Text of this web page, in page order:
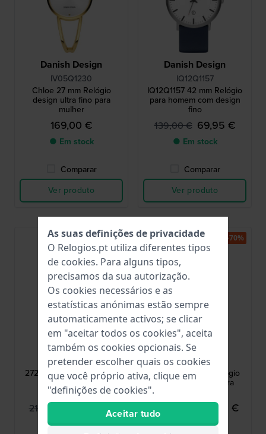
Danish Design
IV05Q1230
Chloe 27 mm Relógio
design ultra fino para
mulher
169,00 €
● Em stock
Comparar
Ver produto
Danish Design
IQ12Q1157
IQ12Q1157 42 mm Relógio
para homem com design
fino
139,00 € 69,95 €
● Em stock
Comparar
Ver produto
Jacob Jensen
JJ272
272 Strata 41 mm Relógio
Design Azul
219,00 € 129,95 €
● Em stock
-40%
Jacob Jensen
JJ562
Sapphire 25 mm Relógio
design prateado para
795,00 € 234,95 €
● Em stock
-70%
As suas definições de privacidade
O Relogios.pt utiliza diferentes tipos
de cookies. Para alguns tipos,
precisamos da sua autorização.
Os cookies necessários e as
estatísticas anónimas estão sempre
automaticamente activos; se clicar
em "aceitar todos os cookies", aceita
também os cookies opcionais. Se
pretender escolher quais os cookies
que você próprio ativa, clique em
"definições de cookies".
Aceitar tudo